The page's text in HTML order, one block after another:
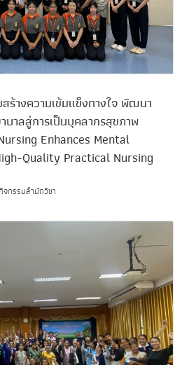
ร้างความเข้มแข็งทางใจ พัฒนา
าลสู่การเป็นบุคลากรสุขภาพ
Enhances Mental
Quality Practical Nursing
กรรมสำนักวิชา